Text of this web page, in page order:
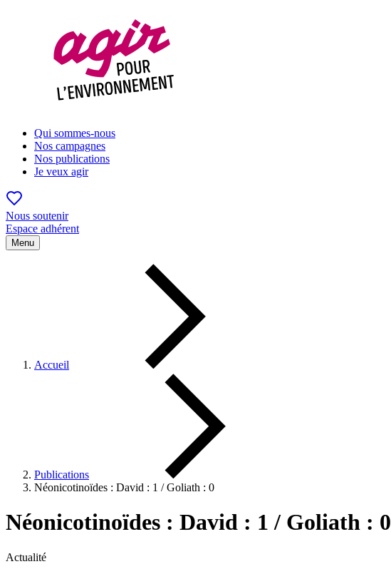
Qui sommes-nous
Nos campagnes
Nos publications
Je veux agir
Nous soutenir
Espace adhérent
Menu
Accueil
Publications
Néonicotinoïdes : David : 1 / Goliath : 0
Néonicotinoïdes : David : 1 / Goliath : 0
Actualité